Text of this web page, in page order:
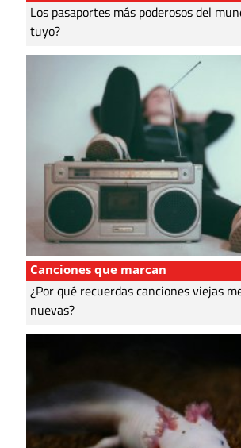
Los pasaportes más poderosos del
tuyo?
Canciones que marcan
¿Por qué recuerdas canciones viejas
nuevas?